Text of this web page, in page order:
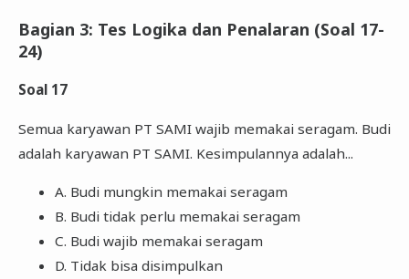
Bagian 3: Tes Logika dan Penalaran (Soal 17-
24)
Soal 17
Semua karyawan PT SAMI wajib memakai seragam. Budi
adalah karyawan PT SAMI. Kesimpulannya adalah...
A. Budi mungkin memakai seragam
B. Budi tidak perlu memakai seragam
C. Budi wajib memakai seragam
D. Tidak bisa disimpulkan